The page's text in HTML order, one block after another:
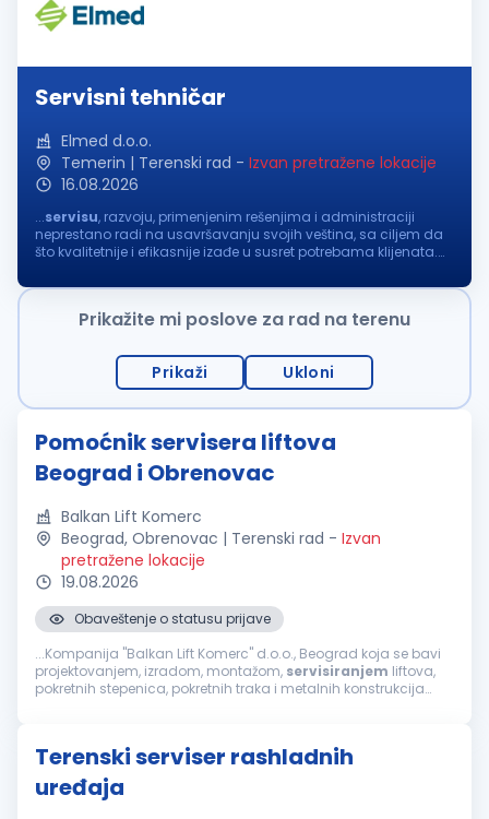
Servisni tehničar
Elmed d.o.o.
Temerin | Terenski rad - Izvan pretražene lokacije
16.08.2026
...servisu, razvoju, primenjenim rešenjima i administraciji
neprestano radi na usavršavanju svojih veština, sa ciljem da
što kvalitetnije i efikasnije izađe u susret potrebama klijenata.
Prikažite mi poslove za rad na terenu
Prikaži Ukloni
Pomoćnik servisera liftova
Beograd i Obrenovac
Balkan Lift Komerc
Beograd, Obrenovac | Terenski rad - Izvan
pretražene lokacije
19.08.2026
Obaveštenje o statusu prijave
...Kompanija "Balkan Lift Komerc" d.o.o., Beograd koja se bavi
projektovanjem, izradom, montažom, servisiranjem liftova,
pokretnih stepenica, pokretnih traka i metalnih konstrukcija
Terenski serviser rashladnih
uređaja